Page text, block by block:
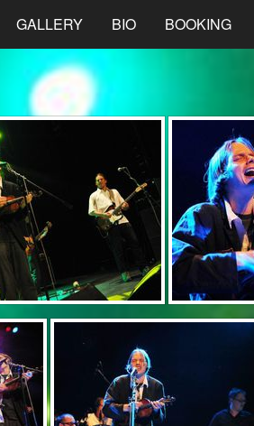
GALLERY BIO BOOKING